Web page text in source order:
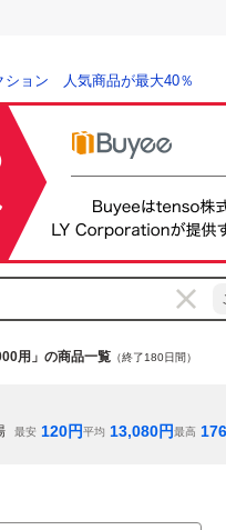
ション 人気商品が最大40％
用」の商品一覧 （終了180日間）
最安 120円平均 13,080円最高